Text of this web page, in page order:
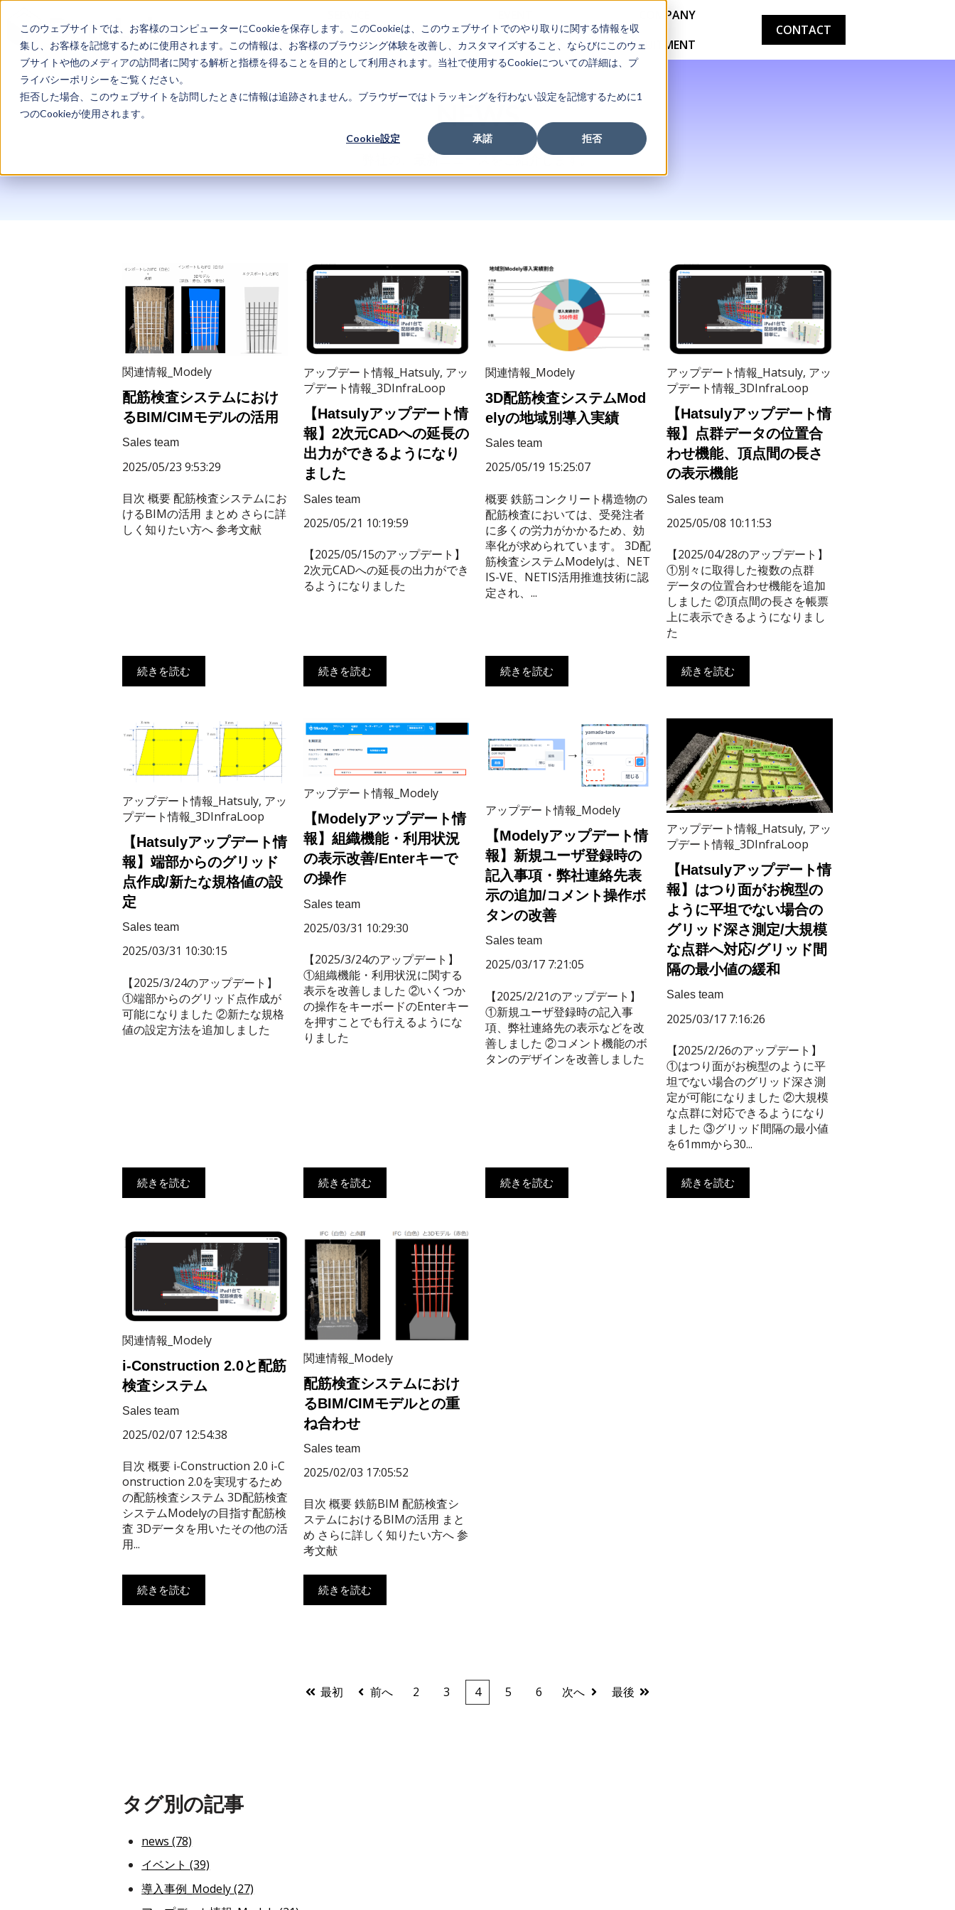
このウェブサイトでは、お客様のコンピューターにCookieを保存します。このCookieは、このウェブサイトでのやり取りに関する情報を収
集し、お客様を記憶するために使用されます。この情報は、お客様のブラウジング体験を改善し、カスタマイズすること、ならびにこのウェ
ブサイトや他のメディアの訪問者に関する解析と指標を得ることを目的として利用されます。当社で使用するCookieについての詳細は、プ
ライバシーポリシーをご覧ください。
拒否した場合、このウェブサイトを訪問したときに情報は追跡されません。ブラウザーではトラッキングを行わない設定を記憶するために1
つのCookieが使用されます。
Cookie設定 承諾 拒否
TEAM
NEWS
COMPANY
RECRUITMENT
CONTACT
NEWS
弊社の、最新ニュースをご紹介します。
関連情報_Modely
配筋検査システムにおけ
るBIM/CIMモデルの活用
Sales team
2025/05/23 9:53:29
目次 概要 配筋検査システムにお
けるBIMの活用 まとめ さらに詳
しく知りたい方へ 参考文献
続きを読む
アップデート情報_Hatsuly, アッ
プデート情報_3DInfraLoop
【Hatsulyアップデート情
報】2次元CADへの延長の
出力ができるようになり
ました
Sales team
2025/05/21 10:19:59
【2025/05/15のアップデート】
2次元CADへの延長の出力ができ
るようになりました
続きを読む
関連情報_Modely
3D配筋検査システムMod
elyの地域別導入実績
Sales team
2025/05/19 15:25:07
概要 鉄筋コンクリート構造物の
配筋検査においては、受発注者
に多くの労力がかかるため、効
率化が求められています。 3D配
筋検査システムModelyは、NET
IS-VE、NETIS活用推進技術に認
定され、...
続きを読む
アップデート情報_Hatsuly, アッ
プデート情報_3DInfraLoop
【Hatsulyアップデート情
報】点群データの位置合
わせ機能、頂点間の長さ
の表示機能
Sales team
2025/05/08 10:11:53
【2025/04/28のアップデート】
①別々に取得した複数の点群
データの位置合わせ機能を追加
しました ②頂点間の長さを帳票
上に表示できるようになりまし
た
続きを読む
アップデート情報_Hatsuly, アッ
プデート情報_3DInfraLoop
【Hatsulyアップデート情
報】端部からのグリッド
点作成/新たな規格値の設
定
Sales team
2025/03/31 10:30:15
【2025/3/24のアップデート】
①端部からのグリッド点作成が
可能になりました ②新たな規格
値の設定方法を追加しました
続きを読む
アップデート情報_Modely
【Modelyアップデート情
報】組織機能・利用状況
の表示改善/Enterキーで
の操作
Sales team
2025/03/31 10:29:30
【2025/3/24のアップデート】
①組織機能・利用状況に関する
表示を改善しました ②いくつか
の操作をキーボードのEnterキー
を押すことでも行えるようにな
りました
続きを読む
アップデート情報_Modely
【Modelyアップデート情
報】新規ユーザ登録時の
記入事項・弊社連絡先表
示の追加/コメント操作ボ
タンの改善
Sales team
2025/03/17 7:21:05
【2025/2/21のアップデート】
①新規ユーザ登録時の記入事
項、弊社連絡先の表示などを改
善しました ②コメント機能のボ
タンのデザインを改善しました
続きを読む
アップデート情報_Hatsuly, アッ
プデート情報_3DInfraLoop
【Hatsulyアップデート情
報】はつり面がお椀型の
ように平坦でない場合の
グリッド深さ測定/大規模
な点群へ対応/グリッド間
隔の最小値の緩和
Sales team
2025/03/17 7:16:26
【2025/2/26のアップデート】
①はつり面がお椀型のように平
坦でない場合のグリッド深さ測
定が可能になりました ②大規模
な点群に対応できるようになり
ました ③グリッド間隔の最小値
を61mmから30...
続きを読む
関連情報_Modely
i-Construction 2.0と配筋
検査システム
Sales team
2025/02/07 12:54:38
目次 概要 i-Construction 2.0 i-C
onstruction 2.0を実現するため
の配筋検査システム 3D配筋検査
システムModelyの目指す配筋検
査 3Dデータを用いたその他の活
用...
続きを読む
関連情報_Modely
配筋検査システムにおけ
るBIM/CIMモデルとの重
ね合わせ
Sales team
2025/02/03 17:05:52
目次 概要 鉄筋BIM 配筋検査シ
ステムにおけるBIMの活用 まと
め さらに詳しく知りたい方へ 参
考文献
続きを読む
最初 前へ 2 3 4 5 6 次へ 最後
タグ別の記事
news(78)
イベント(39)
導入事例_Modely(27)